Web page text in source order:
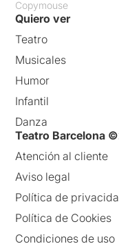
Copymouse
Quiero ver
Teatro
Musicales
Humor
Infantil
Danza
Teatro Barcelona
Atención al cliente
Aviso legal
Política de
Política de Cookies
Condiciones de uso